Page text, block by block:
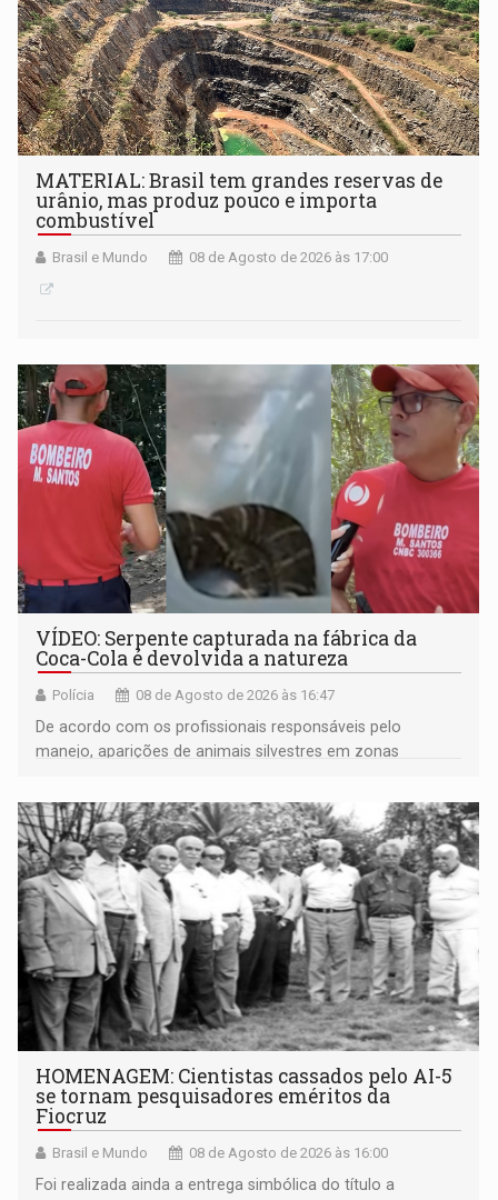
MATERIAL: Brasil tem grandes reservas de
urânio, mas produz pouco e importa
combustível
Brasil e Mundo 08 de Agosto de 2026 às 17:00
VÍDEO: Serpente capturada na fábrica da
Coca-Cola é devolvida a natureza
Polícia 08 de Agosto de 2026 às 16:47
De acordo com os profissionais responsáveis pelo
manejo, aparições de animais silvestres em zonas
HOMENAGEM: Cientistas cassados pelo AI-5
se tornam pesquisadores eméritos da
Fiocruz
Brasil e Mundo 08 de Agosto de 2026 às 16:00
Foi realizada ainda a entrega simbólica do título a